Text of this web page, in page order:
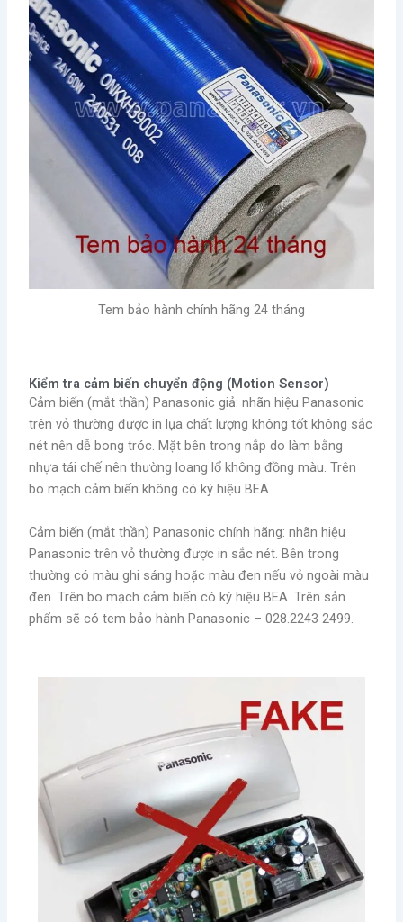
Tem bảo hành chính hãng 24 tháng
Kiểm tra cảm biến chuyển động (Motion Sensor)
Cảm biến (mắt thần) Panasonic giả: nhãn hiệu Panasonic
trên vỏ thường được in lụa chất lượng không tốt không sắc
nét nên dễ bong tróc. Mặt bên trong nắp do làm bằng
nhựa tái chế nên thường loang lổ không đồng màu. Trên
bo mạch cảm biến không có ký hiệu BEA.
Cảm biến (mắt thần) Panasonic chính hãng: nhãn hiệu
Panasonic trên vỏ thường được in sắc nét. Bên trong
thường có màu ghi sáng hoặc màu đen nếu vỏ ngoài màu
đen. Trên bo mạch cảm biến có ký hiệu BEA. Trên sản
phẩm sẽ có tem bảo hành Panasonic – 028.2243 2499.